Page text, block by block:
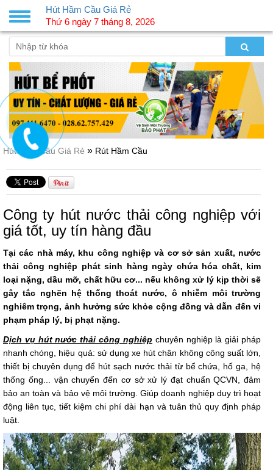
Hút Hầm Cầu Giá Rẻ » Rút Hầm Cầu
Công ty hút nước thải công nghiệp với
giá tốt, uy tín hàng đầu
Tại các nhà máy, khu công nghiệp và cơ sở sản xuất, nước
thải công nghiệp phát sinh hàng ngày chứa hóa chất, kim
loại nặng, dầu mỡ, chất hữu cơ... nếu không xử lý kịp thời sẽ
gây tắc nghẽn hệ thống thoát nước, ô nhiễm môi trường
nghiêm trọng, ảnh hưởng sức khỏe cộng đồng và dẫn đến vi
phạm pháp lý, bị phạt nặng.
Dịch vụ hút nước thải công nghiệp chuyên nghiệp là giải pháp
nhanh chóng, hiệu quả: sử dụng xe hút chân không công suất lớn,
thiết bị chuyên dụng để hút sạch nước thải từ bể chứa, hố ga, hệ
thống ống... vận chuyển đến cơ sở xử lý đạt chuẩn QCVN, đảm
bảo an toàn và bảo vệ môi trường. Giúp doanh nghiệp duy trì hoạt
động liên tục, tiết kiệm chi phí dài hạn và tuân thủ quy định pháp
luật.
Toggle
navigation
Hút Hầm Cầu Giá Rẻ
Thứ 6 ngày 7 tháng 8, 2026